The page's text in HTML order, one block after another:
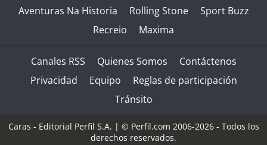
Aventuras Na Historia
Rolling Stone
Sport Buzz
Recreio
Maxima
Canales RSS Quienes Somos
Contáctenos
Privacidad
Equipo
Reglas de participación
Tránsito
Caras - Editorial Perfil S.A. | © Perfil.com 2006-2026 - Todos los
derechos reservados.